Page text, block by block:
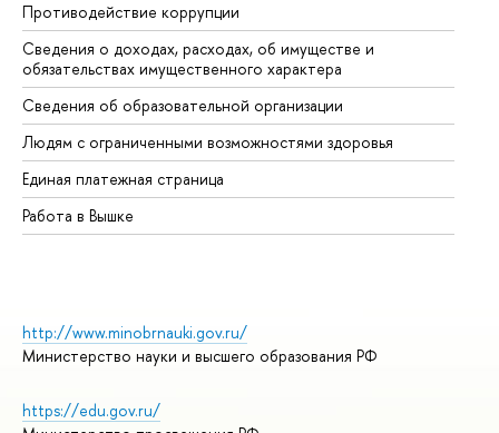
Противодействие коррупции
Сведения о доходах, расходах, об имуществе и
обязательствах имущественного характера
Сведения об образовательной организации
Людям с ограниченными возможностями здоровья
Единая платежная страница
Работа в Вышке
http://www.minobrnauki.gov.ru/
Министерство науки и высшего образования РФ
https://edu.gov.ru/